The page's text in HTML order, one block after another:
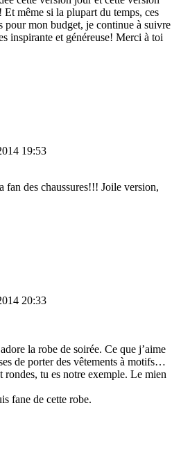
Et même si la plupart du temps, ces
pour mon budget, je continue à suivre
inspirante et généreuse! Merci à toi
19:53
fan des chaussures!!! Joile version,
20:33
la robe de soirée. Ce que j’aime
de porter des vêtements à motifs…
rondes, tu es notre exemple. Le mien
fane de cette robe.